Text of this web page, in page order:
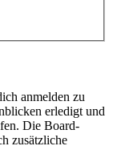
anmelden zu
erledigt und
Die Board-
zusätzliche